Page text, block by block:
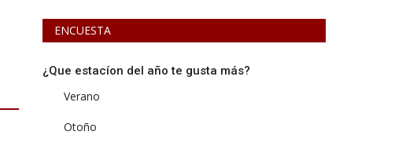
ENCUESTA
¿Que estacíon del año te gusta más?
Verano
Otoño